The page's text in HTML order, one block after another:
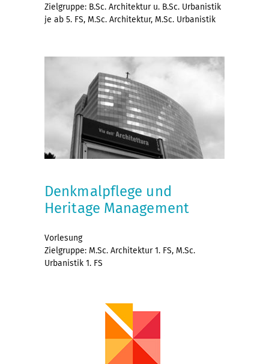
Zielgruppe: B.Sc. Architektur u. B.Sc. Urbanistik
je ab 5. FS, M.Sc. Architektur, M.Sc. Urbanistik
Denkmalpflege und
Heritage Management
Vorlesung
Zielgruppe: M.Sc. Architektur 1. FS, M.Sc.
Urbanistik 1. FS